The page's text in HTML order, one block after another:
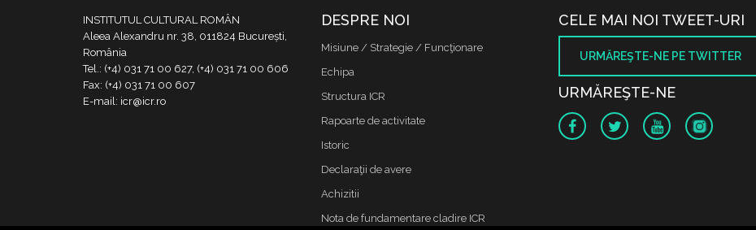
INSTITUTUL CULTURAL ROMÂN
Aleea Alexandru nr. 38, 011824 București,
România
Tel.: (+4) 031 71 00 627, (+4) 031 71 00 606
Fax: (+4) 031 71 00 607
E-mail: icr@icr.ro
DESPRE NOI
Misiune / Strategie / Funcţionare
Echipa
Structura ICR
Rapoarte de activitate
Istoric
Declaraţii de avere
Achizitii
Nota de fundamentare cladire ICR
CELE MAI NOI TWEET-URI
URMĂREŞTE-NE PE TWITTER
URMĂREŞTE-NE